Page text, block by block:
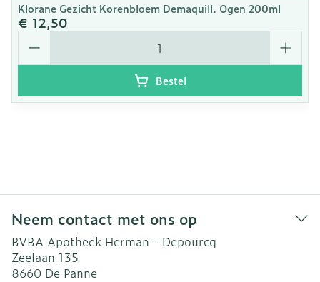
Klorane Gezicht Korenbloem Demaquill. Ogen 200ml
€ 12,50
Aantal
Bestel
Neem contact met ons op
BVBA Apotheek Herman - Depourcq
Zeelaan 135
8660 De Panne